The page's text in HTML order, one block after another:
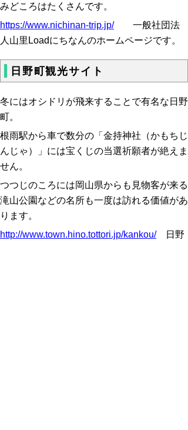
みどころはたくさんです。
https://www.nichinan-trip.jp/一般社団法
人山里Loadにちなんのホームページです。
日野町観光サイト
冬にはオシドリが飛来することで有名な日野
町。
根雨駅から車で数分の「金持神社（かもちじ
んじゃ）」には宝くじの当選祈願者が絶えま
せん。
つつじのころには岡山県からも見物客が来る
滝山公園などの名所も一度は訪れる価値があ
ります。
http://www.town.hino.tottori.jp/kankou/日野